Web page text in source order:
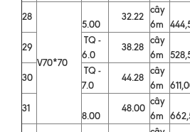
28
V70*70
5.00
32.22
cây
6m
29
TQ -
6.0
38.28
cây
6m
30
TQ -
7.0
44.28
cây
6m
31
8.00
48.00
cây
6m